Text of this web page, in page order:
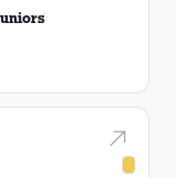
1